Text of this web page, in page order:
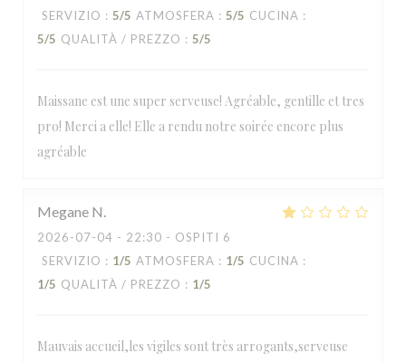
SERVIZIO : 5/5 ATMOSFERA : 5/5 CUCINA :
5/5 QUALITÀ / PREZZO : 5/5
Maissane est une super serveuse! Agréable, gentille et tres
pro! Merci a elle! Elle a rendu notre soirée encore plus
agréable
Megane N
2026-07-04 - 22:30 - OSPITI 6
SERVIZIO : 1/5 ATMOSFERA : 1/5 CUCINA :
1/5 QUALITÀ / PREZZO : 1/5
Mauvais accueil,les vigiles sont très arrogants,serveuse